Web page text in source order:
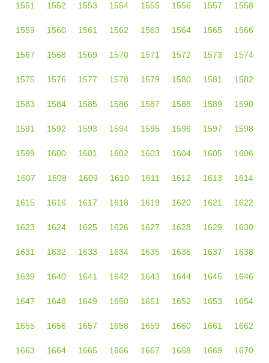
1551 1552 1553 1554 1555 1556 1557 1558
1559 1560 1561 1562 1563 1564 1565 1566
1567 1568 1569 1570 1571 1572 1573 1574
1575 1576 1577 1578 1579 1580 1581 1582
1583 1584 1585 1586 1587 1588 1589 1590
1591 1592 1593 1594 1595 1596 1597 1598
1599 1600 1601 1602 1603 1604 1605 1606
1607 1608 1609 1610 1611 1612 1613 1614
1615 1616 1617 1618 1619 1620 1621 1622
1623 1624 1625 1626 1627 1628 1629 1630
1631 1632 1633 1634 1635 1636 1637 1638
1639 1640 1641 1642 1643 1644 1645 1646
1647 1648 1649 1650 1651 1652 1653 1654
1655 1656 1657 1658 1659 1660 1661 1662
1663 1664 1665 1666 1667 1668 1669 1670